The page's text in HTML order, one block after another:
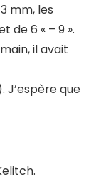
mm, les
de 6 « – 9 ».
il avait
J’espère que